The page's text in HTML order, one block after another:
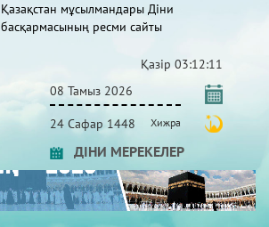
Қазақстан мұсылмандары Діни
басқармасының ресми сайты
Қазір 03:12:12
08 Тамыз 2026
24 Сафар 1448 Хижра
ДІНИ МЕРЕКЕЛЕР